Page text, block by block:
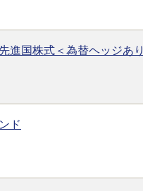
国株式＜為替ヘッジあり
ド